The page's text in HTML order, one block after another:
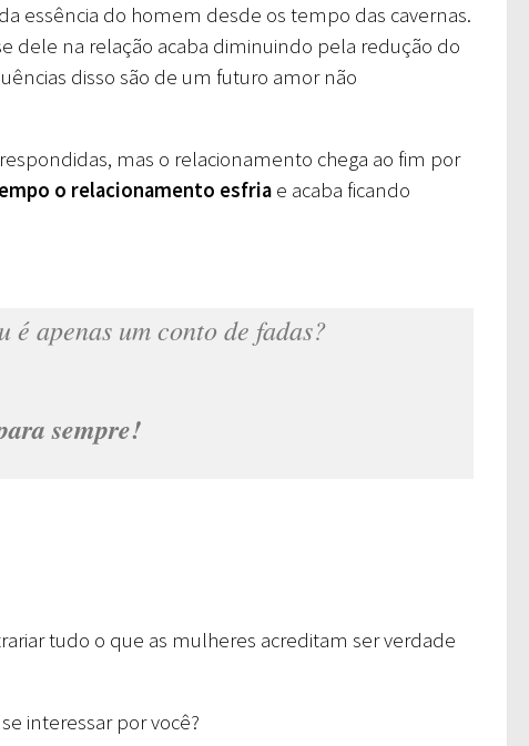
essência do homem desde os tempo das cavernas.
dele na relação acaba diminuindo pela redução do
disso são de um futuro amor não
mas o relacionamento chega ao fim por
o relacionamento esfria e acaba ficando
é apenas um conto de fadas?
sempre!
tudo o que as mulheres acreditam ser verdade
interessar por você?